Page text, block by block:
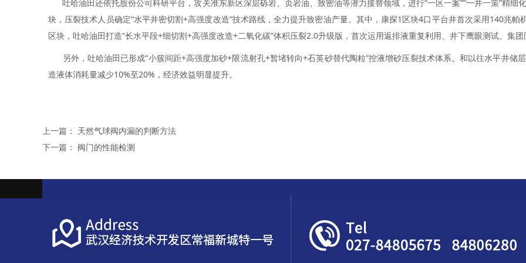
吐哈油田还依托股份公司科研平台，攻关准东新区深层砾岩、页岩油、致密油等潜力接替领域，进行“一区一案”“一井一策”精细
块，压裂技术人员确定“水平井密切割+高强度改造”技术路线，全力提升致密油产量。其中，康探1区块4口平台井首次采用140兆
区块，吐哈油田打造“长水平段+细切割+高强度改造+二氧化碳”体积压裂2.0升级版，首次运用返排液重复利用、井下鹰眼测试、集
另外，吐哈油田已形成“小簇间距+高强度加砂+限流射孔+暂堵转向+石英砂替代陶粒”控液增砂压裂技术体系。和以往水平井储
造液体消耗量减少10%至20%，经济效益明显提升。
上一篇： 天然气球阀内漏的判断方法
下一篇： 阀门的性能检测